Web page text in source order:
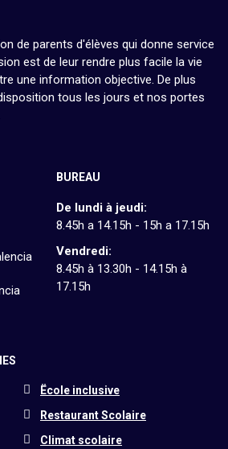
de parents d'élèves qui donne service
est de leur rendre plus facile la vie
une information objective. De plus
tous les jours et nos portes
BUREAU
De lundi à jeudi:
8.45h a 14.15h - 15h a 17.15h
Vendredi:
8.45h à 13.30h - 14.15h à
17.15h
Ëcole inclusive
Restaurant Scolaire
Climat scolaire